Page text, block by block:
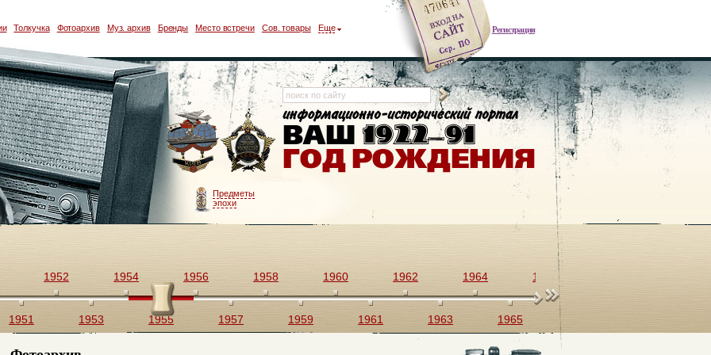
Регистрация
Толкучка Фотоархив Муз. архив Бренды Место встречи Сов. товары Еще
Предметы
эпохи
1951
1952
1953
1954
1955
1956
1957
1958
1959
1960
1961
1962
1963
1964
1965
1966